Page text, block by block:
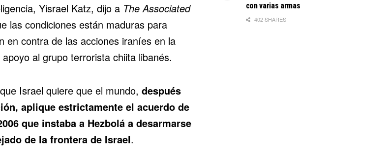
Yisrael Katz, dijo a The Associated
las condiciones están maduras para
en contra de las acciones iraníes en la
al grupo terrorista chiita libanés.
Israel quiere que el mundo, después
aplique estrictamente el acuerdo de
que instaba a Hezbolá a desarmarse
de la frontera de Israel.
con varias armas
402 SHARES